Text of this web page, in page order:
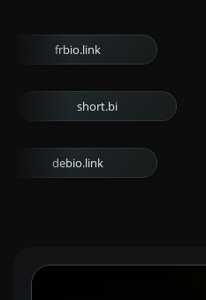
debio.link